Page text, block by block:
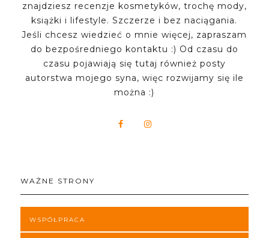
znajdziesz recenzje kosmetyków, trochę mody,
książki i lifestyle. Szczerze i bez naciągania.
Jeśli chcesz wiedzieć o mnie więcej, zapraszam
do bezpośredniego kontaktu :) Od czasu do
czasu pojawiają się tutaj również posty
autorstwa mojego syna, więc rozwijamy się ile
można :)
WAŻNE STRONY
WSPÓŁPRACA